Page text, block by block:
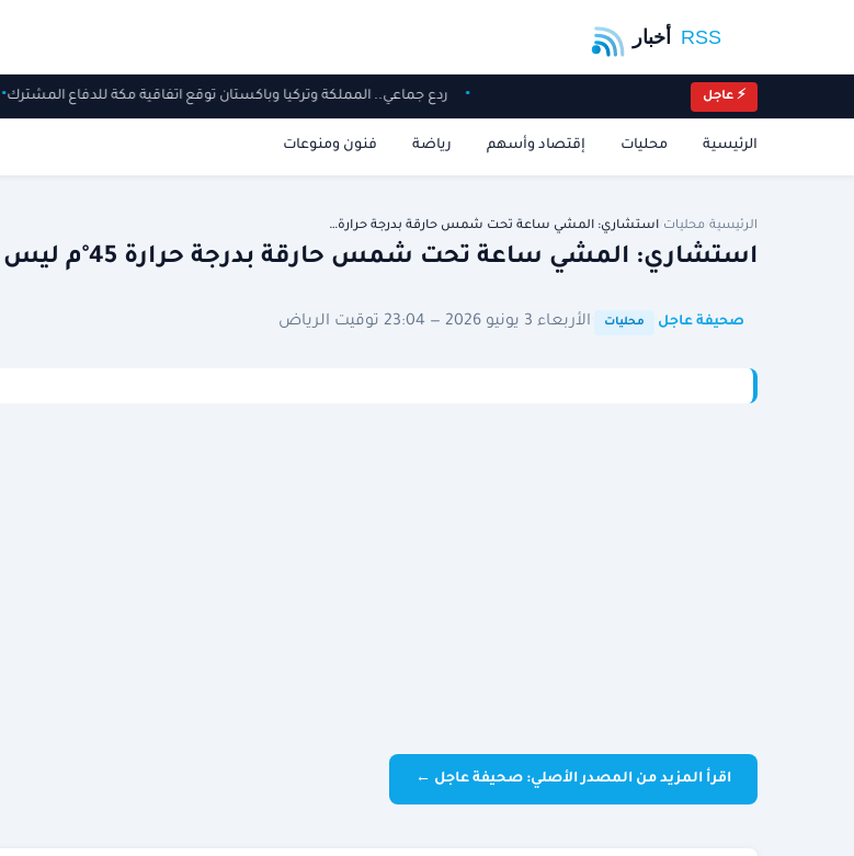
⚡ عاجل ردع جماعي.. المملكة وتركيا وباكستان توقع اتفاقية مكة للدفاع المشترك
الرئيسية محليات إقتصاد وأسهم رياضة فنون ومنوعات
الرئيسية محليات استشاري: المشي ساعة تحت شمس حارقة بدرجة حرارة…
استشاري: المشي ساعة تحت شمس حارقة بدرجة حرارة 45°م ليس سلوكا صحيا
صحيفة عاجل محليات الأربعاء 3 يونيو 2026 — 23:04 توقيت الرياض
اقرأ المزيد من المصدر الأصلي: صحيفة عاجل ←